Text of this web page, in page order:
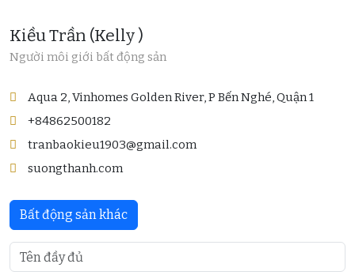
Kiều Trần (Kelly )
Người môi giới bất động sản
Aqua 2, Vinhomes Golden River, P Bến Nghé, Quận 1
+84862500182
tranbaokieu1903@gmail.com
suongthanh.com
Bất động sản khác